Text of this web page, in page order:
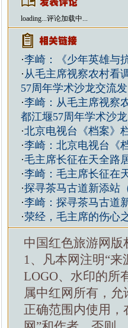
loading...评论加载中...
·李崎：《少年英雄与
·从毛主席视察农村看
57周年学术沙龙交流发
·李崎：从毛主席视察
都江堰57周年学术沙龙
·北京电视台《档案》
·李崎：北京电视台《
·毛主席长征在天全路
·李崎：毛主席长征在
·探寻茶马古道新添站
·李崎：探寻茶马古道
·荥经，毛主席的伤心
中国红色旅游网版
1、凡本网注明“来
LOGO、水印的所
属中红网所有，
正确范围内使用，